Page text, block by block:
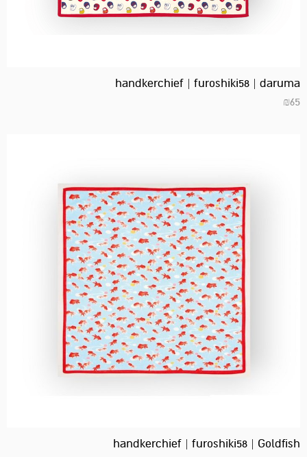
handkerchief | furoshiki58 | daruma
₪65
handkerchief | furoshiki58 | Goldfish